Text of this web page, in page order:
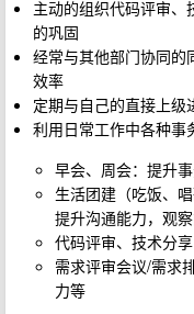
主动的组织代码评审
的巩固
经常与其他部门协同的
效率
定期与自己的直接上
利用日常工作中各种事
早会、周会：提升
生活团建（吃饭、
提升沟通能力，观
代码评审、技术分
需求评审会议/需求
力等